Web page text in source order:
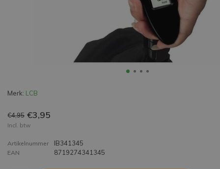
Merk: LCB
€4,95 €3,95
Incl. btw
Artikelnummer IB341345
EAN 8719274341345